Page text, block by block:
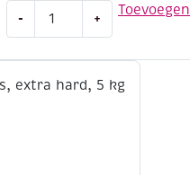
Toevoegen
-
gietgips
25
+